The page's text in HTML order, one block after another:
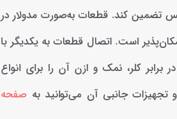
تضمین کند. قطعات به‌صورت مدولار در
است. اتصال قطعات به یکدیگر با
کلر، نمک و ازن آن را برای انواع
جانبی آن می‌توانید به صفحه